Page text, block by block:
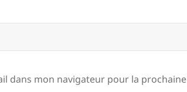
dans mon navigateur pour la prochaine